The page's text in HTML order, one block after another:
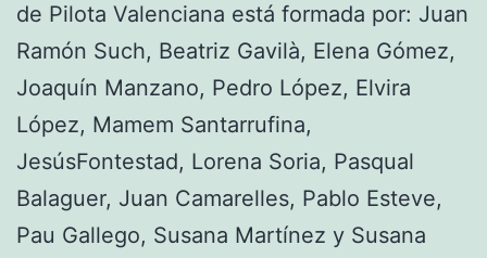
de Pilota Valenciana está formada por: Juan
Ramón Such, Beatriz Gavilà, Elena Gómez,
Joaquín Manzano, Pedro López, Elvira
López, Mamem Santarrufina,
JesúsFontestad, Lorena Soria, Pasqual
Balaguer, Juan Camarelles, Pablo Esteve,
Pau Gallego, Susana Martínez y Susana